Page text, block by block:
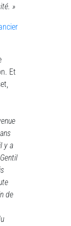
»
Et
y a
de